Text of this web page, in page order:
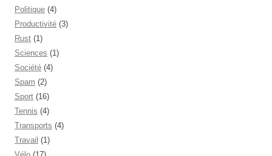
Politique (4)
Productivité (3)
Rust (1)
Sciences (1)
Société (4)
Spam (2)
Sport (16)
Tennis (4)
Transports (4)
Travail (1)